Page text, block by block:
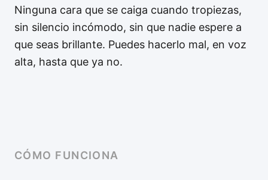
Ninguna cara que se caiga cuando tropiezas,
sin silencio incómodo, sin que nadie espere a
que seas brillante. Puedes hacerlo mal, en voz
alta, hasta que ya no.
CÓMO FUNCIONA